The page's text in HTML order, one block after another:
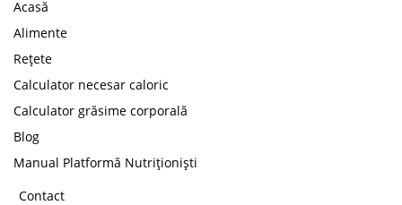
Acasă
Alimente
Rețete
Calculator necesar caloric
Calculator grăsime corporală
Blog
Manual Platformă Nutriționiști
Contact